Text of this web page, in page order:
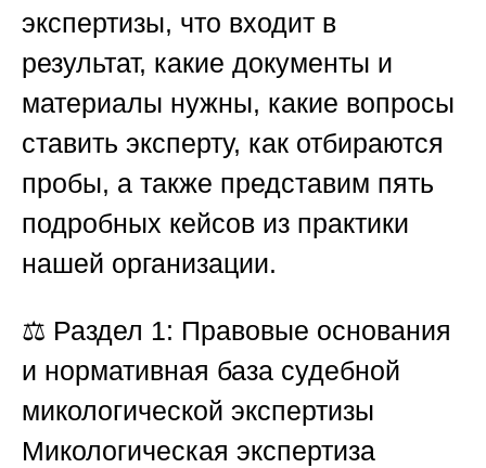
экспертизы, что входит в
результат, какие документы и
материалы нужны, какие вопросы
ставить эксперту, как отбираются
пробы, а также представим пять
подробных кейсов из практики
нашей организации.
⚖️ Раздел 1: Правовые основания
и нормативная база судебной
микологической экспертизы
Микологическая экспертиза